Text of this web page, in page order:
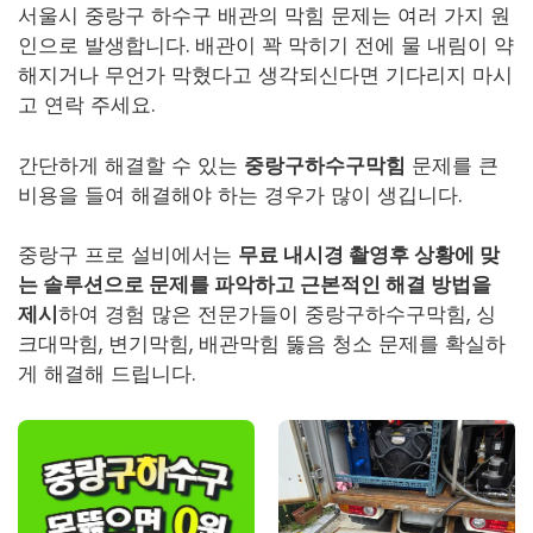
서울시 중랑구 하수구 배관의 막힘 문제는 여러 가지 원
인으로 발생합니다. 배관이 꽉 막히기 전에 물 내림이 약
해지거나 무언가 막혔다고 생각되신다면 기다리지 마시
고 연락 주세요.
간단하게 해결할 수 있는 중랑구하수구막힘 문제를 큰
비용을 들여 해결해야 하는 경우가 많이 생깁니다.
중랑구 프로 설비에서는 무료 내시경 촬영후 상황에 맞
는 솔루션으로 문제를 파악하고 근본적인 해결 방법을
제시하여 경험 많은 전문가들이 중랑구하수구막힘, 싱
크대막힘, 변기막힘, 배관막힘 뚫음 청소 문제를 확실하
게 해결해 드립니다.